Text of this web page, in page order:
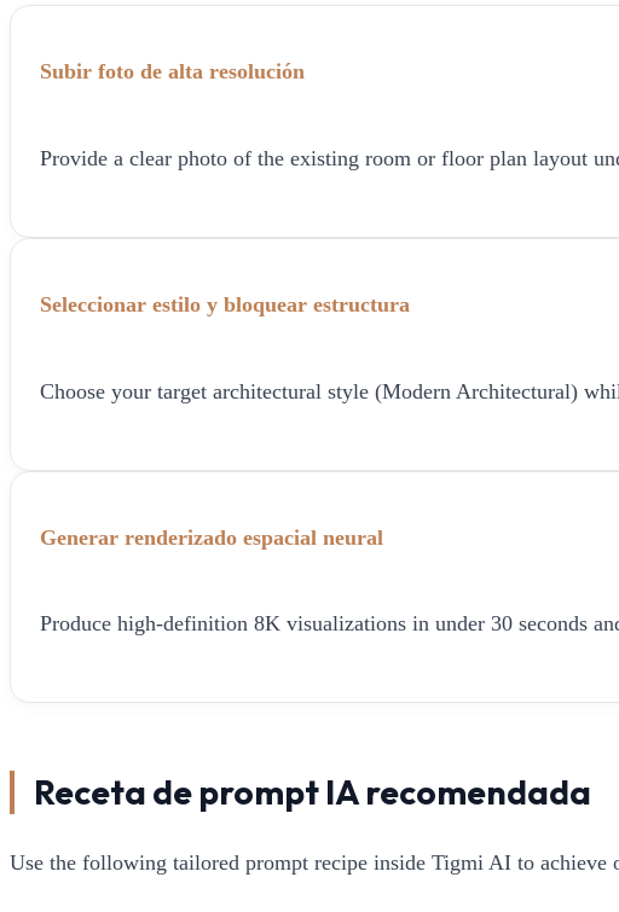
Subir foto de alta resolución
Provide a clear photo of the existing room or floor plan layout
Seleccionar estilo y bloquear estructura
Choose your target architectural style (Modern Architectural)
Generar renderizado espacial neural
Produce high-definition 8K visualizations in under 30 seconds
Receta de prompt IA recomendada
Use the following tailored prompt recipe inside Tigmi AI to achieve